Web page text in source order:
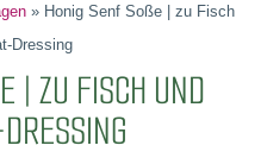
» Honig Senf Soße | zu Fisch
Dressing
ZU FISCH UND A